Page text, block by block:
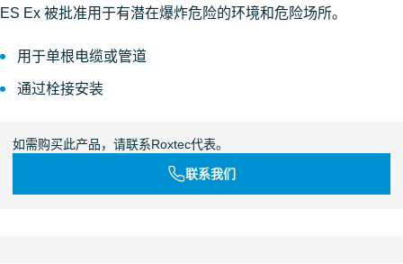
ES Ex 被批准用于有潜在爆炸危险的环境和危险场所。
用于单根电缆或管道
通过栓接安装
如需购买此产品，请联系Roxtec代表。
联系我们